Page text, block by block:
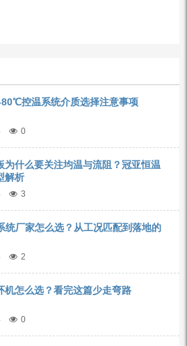
控温系统介质选择注意事项
0
为什么要关注均温与流阻？冠亚恒温
解析
3
统厂家怎么选？从工况匹配到落地的
2
机怎么选？看完这篇少走弯路
0